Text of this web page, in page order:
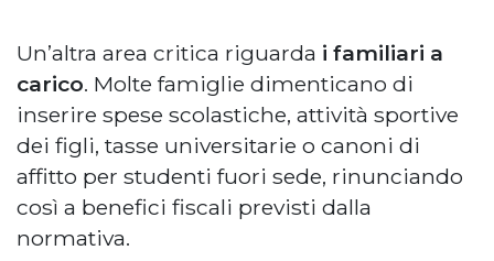
Un’altra area critica riguarda i familiari a
carico. Molte famiglie dimenticano di
inserire spese scolastiche, attività sportive
dei figli, tasse universitarie o canoni di
affitto per studenti fuori sede, rinunciando
così a benefici fiscali previsti dalla
normativa.